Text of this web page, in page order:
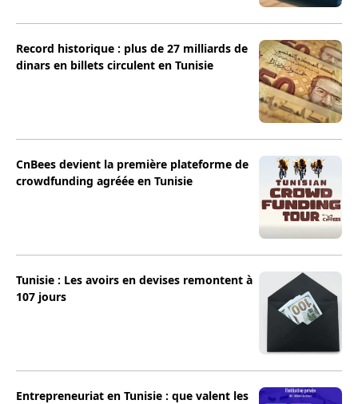
Record historique : plus de 27 milliards de
dinars en billets circulent en Tunisie
CnBees devient la première plateforme de
crowdfunding agréée en Tunisie
Tunisie : Les avoirs en devises remontent à
107 jours
Entrepreneuriat en Tunisie : que valent les